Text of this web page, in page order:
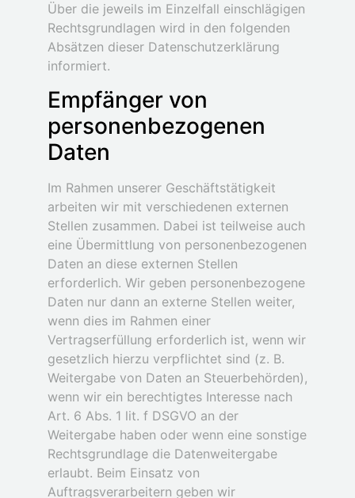
Über die jeweils im Einzelfall einschlägigen
Rechtsgrundlagen wird in den folgenden
Absätzen dieser Datenschutzerklärung
informiert.
Empfänger von
personenbezogenen
Daten
Im Rahmen unserer Geschäftstätigkeit
arbeiten wir mit verschiedenen externen
Stellen zusammen. Dabei ist teilweise auch
eine Übermittlung von personenbezogenen
Daten an diese externen Stellen
erforderlich. Wir geben personenbezogene
Daten nur dann an externe Stellen weiter,
wenn dies im Rahmen einer
Vertragserfüllung erforderlich ist, wenn wir
gesetzlich hierzu verpflichtet sind (z. B.
Weitergabe von Daten an Steuerbehörden),
wenn wir ein berechtigtes Interesse nach
Art. 6 Abs. 1 lit. f DSGVO an der
Weitergabe haben oder wenn eine sonstige
Rechtsgrundlage die Datenweitergabe
erlaubt. Beim Einsatz von
Auftragsverarbeitern geben wir